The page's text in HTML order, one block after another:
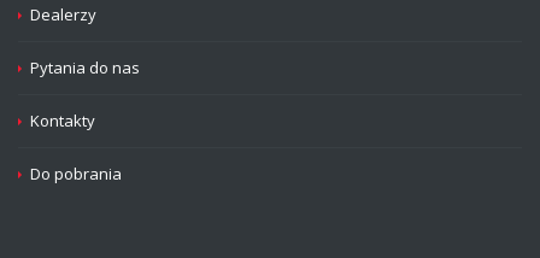
Dealerzy
Pytania do nas
Kontakty
Do pobrania